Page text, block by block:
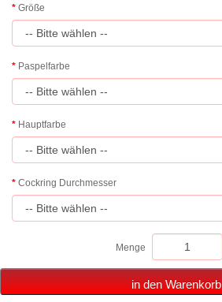
Größe
Paspelfarbe
Hauptfarbe
Cockring Durchmesser
Menge
in den Warenkorb